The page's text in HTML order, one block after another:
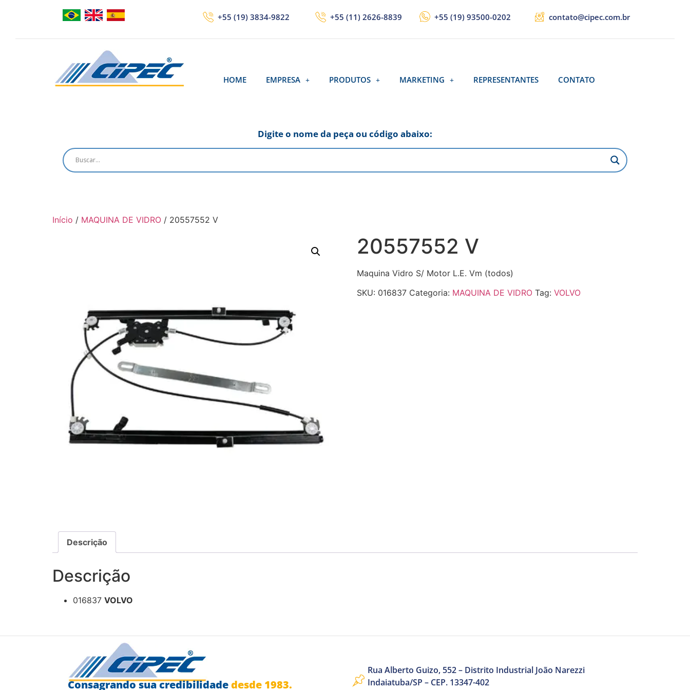
+55 (19) 3834-9822 +55 (11) 2626-8839 +55 (19) 93500-0202 contato@cipec.com.br
HOME EMPRESA PRODUTOS MARKETING REPRESENTANTES CONTATO
Digite o nome da peça ou código abaixo:
Início / MAQUINA DE VIDRO / 20557552 V
20557552 V
Maquina Vidro S/ Motor L.E. Vm (todos)
SKU: 016837 Categoria: MAQUINA DE VIDRO Tag: VOLVO
Descrição
Descrição
016837 VOLVO
Consagrando sua credibilidadedesde 1983.
Rua Alberto Guizo, 552 – Distrito Industrial João Narezzi
Indaiatuba/SP – CEP. 13347-402